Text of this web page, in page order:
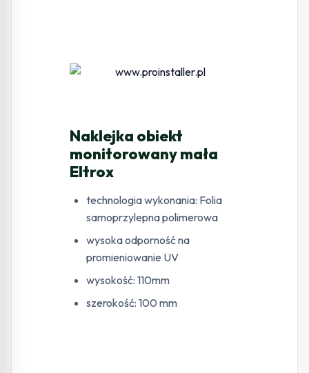
Naklejka obiekt
monitorowany mała
Eltrox
technologia wykonania: Folia
samoprzylepna polimerowa
wysoka odporność na
promieniowanie UV
wysokość: 110mm
szerokość: 100 mm